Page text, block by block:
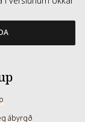
ábyrgð